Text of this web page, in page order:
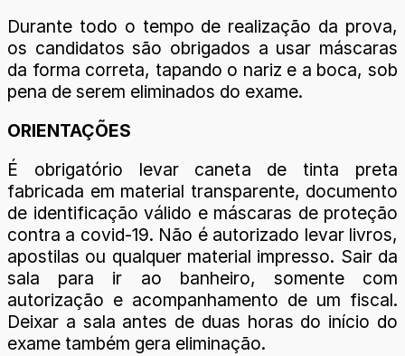
Durante todo o tempo de realização da prova,
os candidatos são obrigados a usar máscaras
da forma correta, tapando o nariz e a boca, sob
pena de serem eliminados do exame.
ORIENTAÇÕES
É obrigatório levar caneta de tinta preta
fabricada em material transparente, documento
de identificação válido e máscaras de proteção
contra a covid-19. Não é autorizado levar livros,
apostilas ou qualquer material impresso. Sair da
sala para ir ao banheiro, somente com
autorização e acompanhamento de um fiscal.
Deixar a sala antes de duas horas do início do
exame também gera eliminação.